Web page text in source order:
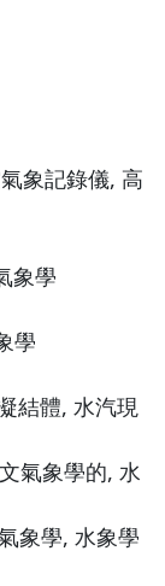
象記錄儀, 高
象學
學
結體, 水汽現
氣象學的, 水
象學, 水象學